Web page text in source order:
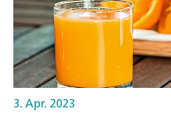
3. Apr. 2023